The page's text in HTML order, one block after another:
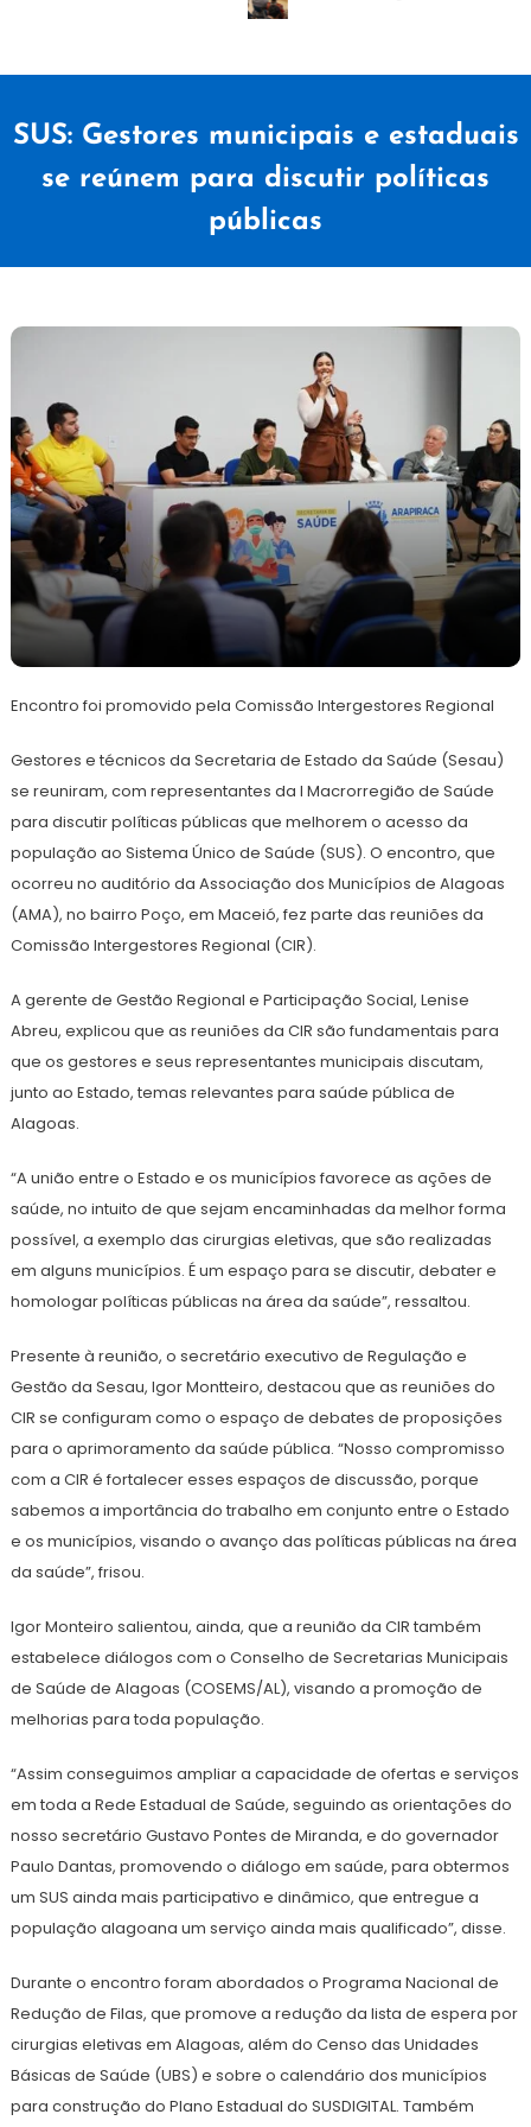
SUS: Gestores municipais e estaduais
se reúnem para discutir políticas
públicas
julho
2024
Encontro foi promovido pela Comissão Intergestores Regional
Gestores e técnicos da Secretaria de Estado da Saúde (Sesau)
se reuniram, com representantes da I Macrorregião de Saúde
para discutir políticas públicas que melhorem o acesso da
população ao Sistema Único de Saúde (SUS). O encontro, que
ocorreu no auditório da Associação dos Municípios de Alagoas
(AMA), no bairro Poço, em Maceió, fez parte das reuniões da
Comissão Intergestores Regional (CIR).
A gerente de Gestão Regional e Participação Social, Lenise
Abreu, explicou que as reuniões da CIR são fundamentais para
que os gestores e seus representantes municipais discutam,
junto ao Estado, temas relevantes para saúde pública de
Alagoas.
“A união entre o Estado e os municípios favorece as ações de
saúde, no intuito de que sejam encaminhadas da melhor forma
possível, a exemplo das cirurgias eletivas, que são realizadas
em alguns municípios. É um espaço para se discutir, debater e
homologar políticas públicas na área da saúde”, ressaltou.
Presente à reunião, o secretário executivo de Regulação e
Gestão da Sesau, Igor Montteiro, destacou que as reuniões do
CIR se configuram como o espaço de debates de proposições
para o aprimoramento da saúde pública. “Nosso compromisso
com a CIR é fortalecer esses espaços de discussão, porque
sabemos a importância do trabalho em conjunto entre o Estado
e os municípios, visando o avanço das políticas públicas na área
da saúde”, frisou.
Igor Monteiro salientou, ainda, que a reunião da CIR também
estabelece diálogos com o Conselho de Secretarias Municipais
de Saúde de Alagoas (COSEMS/AL), visando a promoção de
melhorias para toda população.
“Assim conseguimos ampliar a capacidade de ofertas e serviços
em toda a Rede Estadual de Saúde, seguindo as orientações do
nosso secretário Gustavo Pontes de Miranda, e do governador
Paulo Dantas, promovendo o diálogo em saúde, para obtermos
um SUS ainda mais participativo e dinâmico, que entregue a
população alagoana um serviço ainda mais qualificado”, disse.
Durante o encontro foram abordados o Programa Nacional de
Redução de Filas, que promove a redução da lista de espera por
cirurgias eletivas em Alagoas, além do Censo das Unidades
Básicas de Saúde (UBS) e sobre o calendário dos municípios
para construção do Plano Estadual do SUSDIGITAL. Também